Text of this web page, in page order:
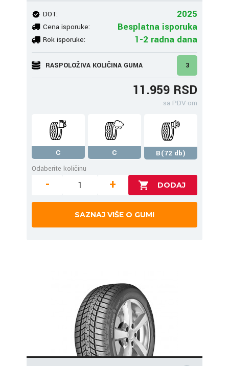
DOT: 2025
Cena isporuke: Besplatna isporuka
Rok isporuke: 1-2 radna dana
RASPOLOŽIVA KOLIČINA GUMA 3
11.959 RSD
sa PDV-om
C C
B(72 db)
Odaberite količinu
- +
SAZNAJ VIŠE O GUMI